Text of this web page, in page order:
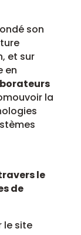
son
et sur
en
la
le
de
le site